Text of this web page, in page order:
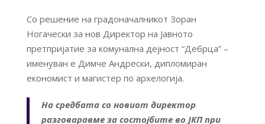
Со решение на градоначалникот Зоран
Ногачески за нов Директор на Јавното
претпријатие за комунална дејност “Дебрца” –
именуван е Димче Андрески, дипломиран
економист и магистер по архелогија.
На средбата со новиот директор
разговаравме за состојбите во ЈКП при